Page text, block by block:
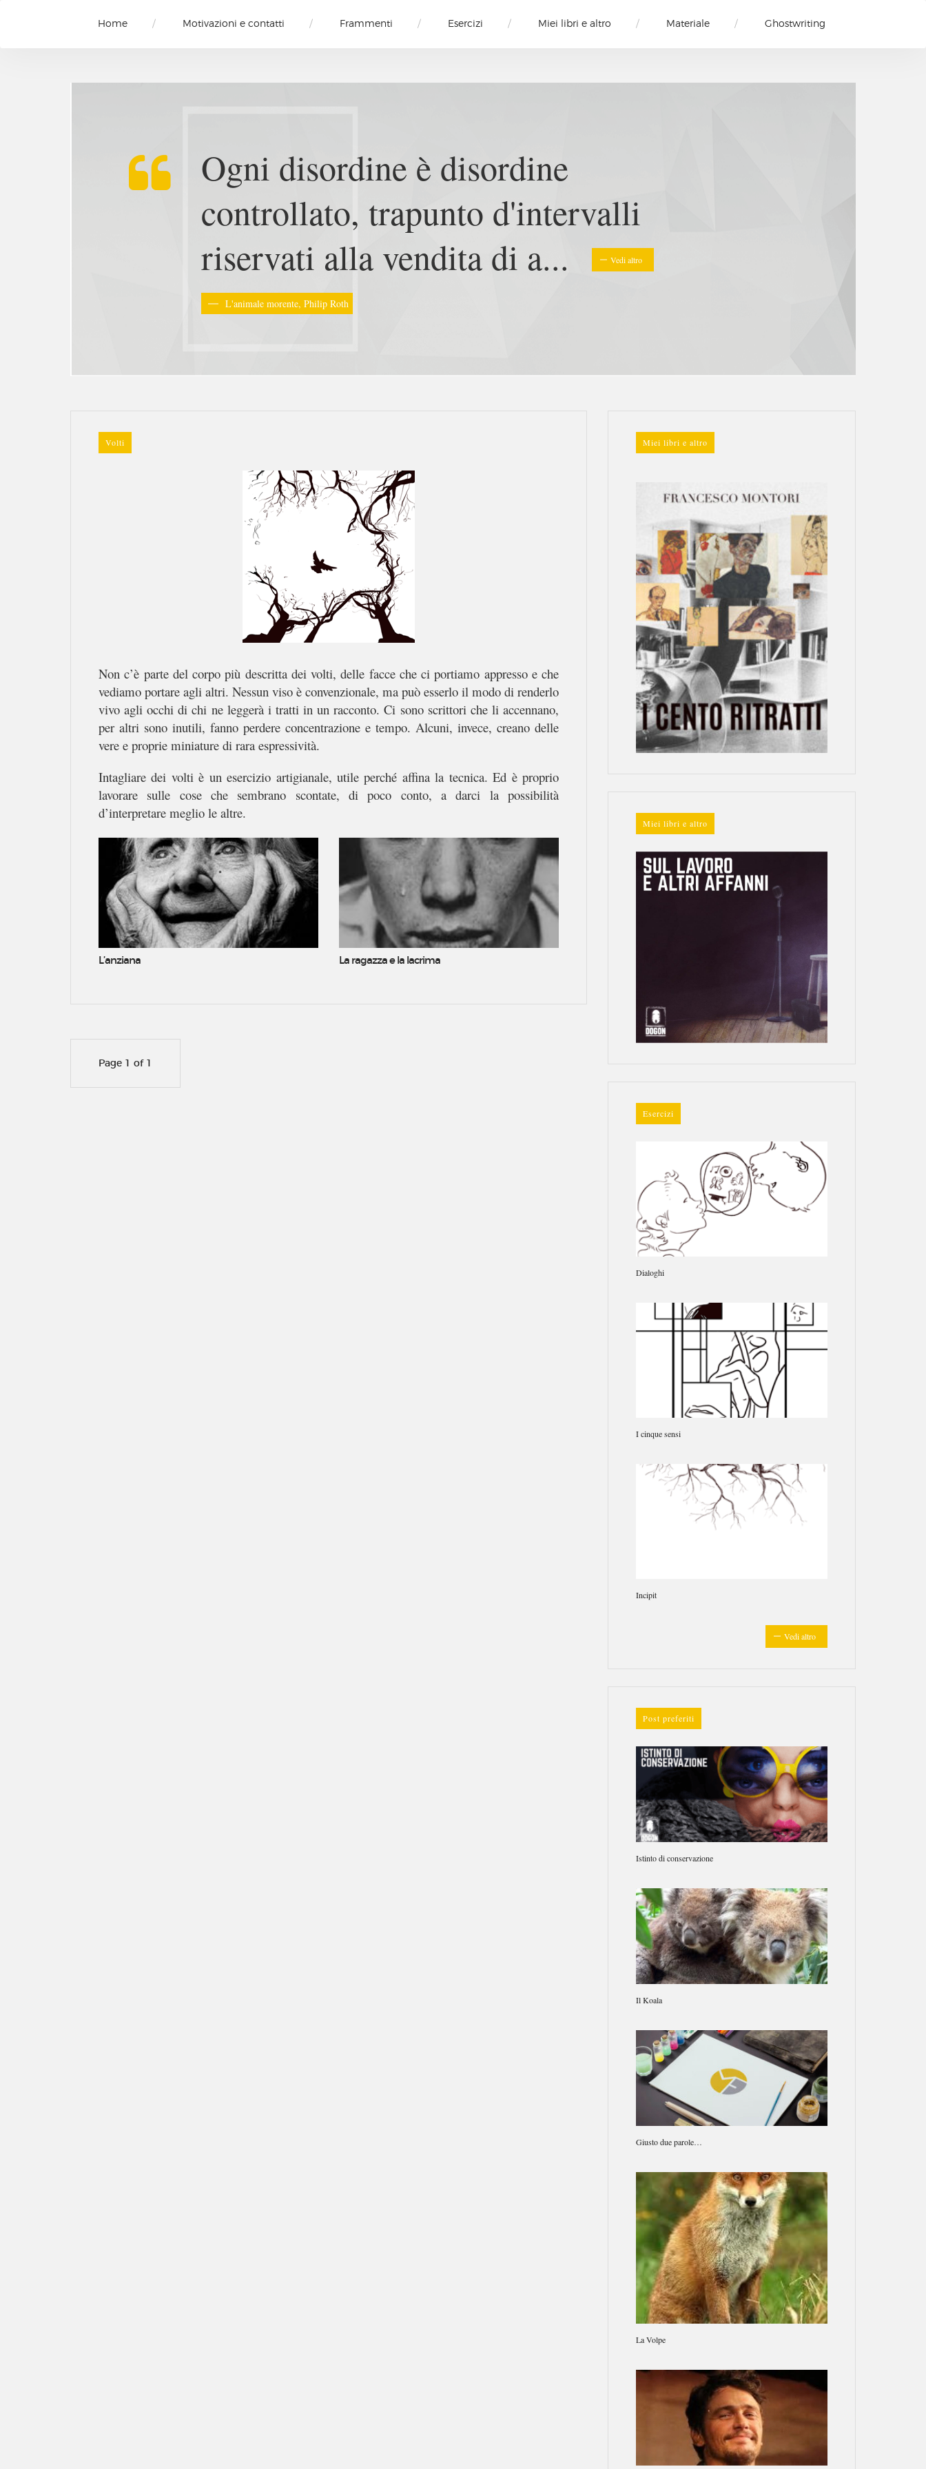
Home Motivazioni e contatti Frammenti Esercizi Miei libri e altro Materiale Ghostwriting
I suoi occhi gialli hanno lasciato una
sola fessura per gettarvi le monete
della notte
Vedi altro
Ode al gatto, Pablo Neruda
Volti
Non c’è parte del corpo più descritta dei volti, delle facce che ci portiamo appresso e che
vediamo portare agli altri. Nessun viso è convenzionale, ma può esserlo il modo di renderlo
vivo agli occhi di chi ne leggerà i tratti in un racconto. Ci sono scrittori che li accennano,
per altri sono inutili, fanno perdere concentrazione e tempo. Alcuni, invece, creano delle
vere e proprie miniature di rara espressività.
Intagliare dei volti è un esercizio artigianale, utile perché affina la tecnica. Ed è proprio
lavorare sulle cose che sembrano scontate, di poco conto, a darci la possibilità
d’interpretare meglio le altre.
L’anziana La ragazza e la lacrima
Page 1 of 1
Miei libri e altro
Miei libri e altro
Esercizi
Dialoghi
I cinque sensi
Incipit
Vedi altro
Post preferiti
Istinto di conservazione
Il Koala
Giusto due parole…
La Volpe